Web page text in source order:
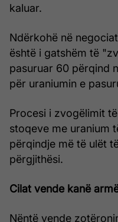
kaluar.
Ndërkohë në
është i gatshëm të
pasuruar 60 përqind
për uraniumin e
Procesi i zvogëlimit
stoqeve me uranium
përqindje më të ulët
përgjithësi.
Cilat vende kanë
Nëntë vende